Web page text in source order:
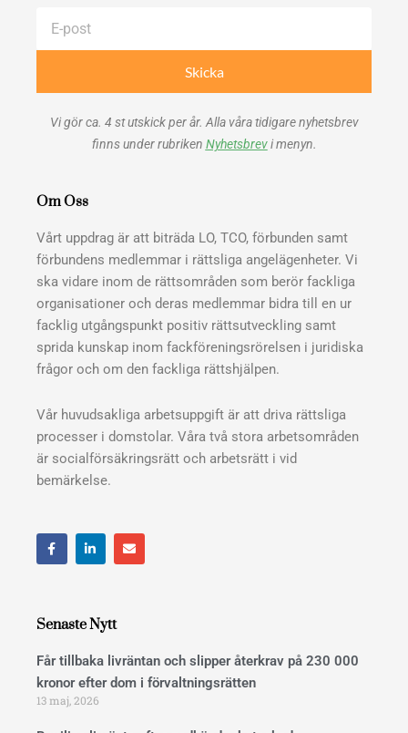
Skicka
Vi gör ca. 4 st utskick per år. Alla våra tidigare nyhetsbrev
finns under rubriken Nyhetsbrevi menyn.
Om Oss
Vårt uppdrag är att biträda LO, TCO, förbunden samt
förbundens medlemmar i rättsliga angelägenheter. Vi
ska vidare inom de rättsområden som berör fackliga
organisationer och deras medlemmar bidra till en ur
facklig utgångspunkt positiv rättsutveckling samt
sprida kunskap inom fackföreningsrörelsen i juridiska
frågor och om den fackliga rättshjälpen.
Vår huvudsakliga arbetsuppgift är att driva rättsliga
processer i domstolar. Våra två stora arbetsområden
är socialförsäkringsrätt och arbetsrätt i vid
bemärkelse.
F
a
c
k
L
i
n
i
n
E
n
v
Senaste Nytt
Får tillbaka livräntan och slipper återkrav på 230 000
kronor efter dom i förvaltningsrätten
13 maj, 2026